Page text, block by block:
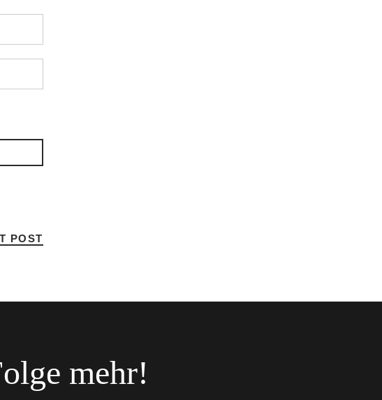
POST
mehr!